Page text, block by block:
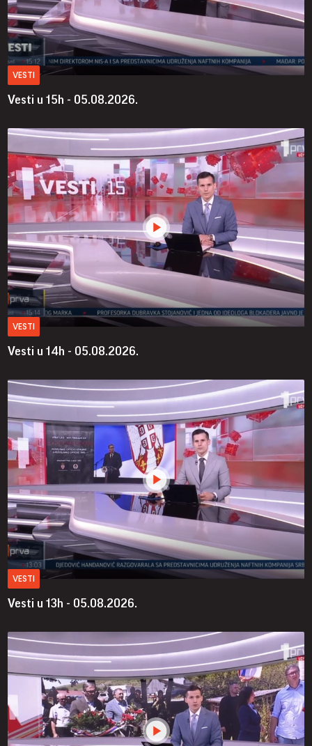
VESTI
Vesti u 15h - 05.08.2026.
VESTI
Vesti u 14h - 05.08.2026.
VESTI
Vesti u 13h - 05.08.2026.